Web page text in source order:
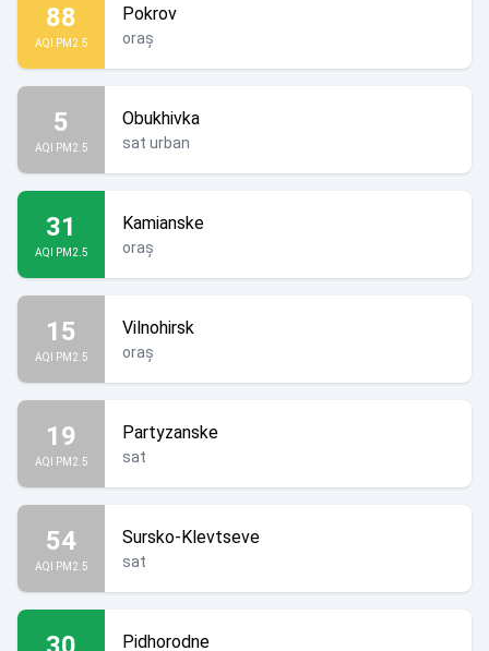
88
AQI PM2.5
Pokrov
oraș
5
AQI PM2.5
Obukhivka
sat urban
31
AQI PM2.5
Kamianske
oraș
15
AQI PM2.5
Vilnohirsk
oraș
19
AQI PM2.5
Partyzanske
sat
54
AQI PM2.5
Sursko-Klevtseve
sat
Pidhorodne